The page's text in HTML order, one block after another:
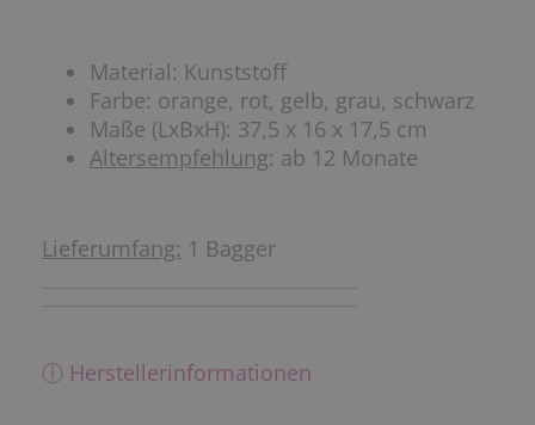
Material: Kunststoff
Farbe: orange, rot, gelb, grau, schwarz
Maße (LxBxH): 37,5 x 16 x 17,5 cm
Altersempfehlung: ab 12 Monate
Lieferumfang: 1 Bagger
ⓘ Herstellerinformationen